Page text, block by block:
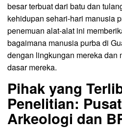
besar terbuat dari batu dan
kehidupan sehari-hari manusia
penemuan alat-alat ini
bagaimana manusia purba di
dengan lingkungan mereka dan
dasar mereka.
Pihak yang
Penelitian:
Arkeologi dan